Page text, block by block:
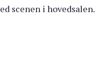
scenen i hovedsalen.